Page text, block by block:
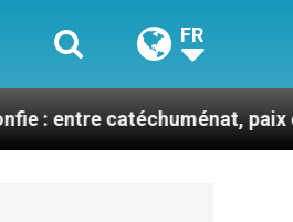
FR
paix et défis